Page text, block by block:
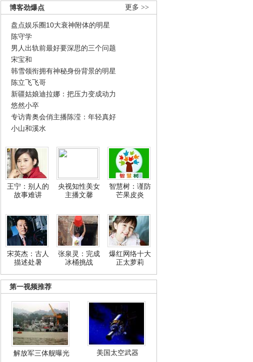
更多 >>
博客劲爆点
盘点娱乐圈10大衰神附体的明星
陈守学
男人出轨前最好要深思的三个问题
宋宝和
韩雪领衔拥有神秘身份背景的明星
陈立飞飞哥
新疆姑娘迪拉娜：把压力变成动力
悠然小卒
专访青奥会俏主播陈滢：年轻真好
小山和溪水
王宁：别人的
故事难讲
央视知性美女
主播文馨
智慧树：谨防
芒果皮炎
宋英杰：古人
描述处暑
张泉灵：完成
冰桶挑战
爆红网络十大
正太萝莉
第一视频推荐
解放军三体舰曝光 美国太空武器